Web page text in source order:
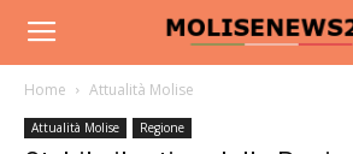
Home Attualità Molise
Attualità Molise Regione